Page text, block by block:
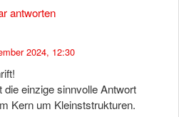
antworten
2024, 12:30
die einzige sinnvolle Antwort
Kern um Kleinststrukturen.